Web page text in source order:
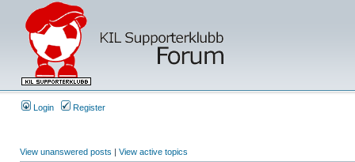
Login Register
View unanswered posts | View active topics